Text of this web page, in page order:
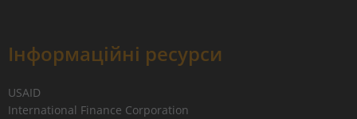
Інформаційні ресурси
USAID
International Finance Corporation